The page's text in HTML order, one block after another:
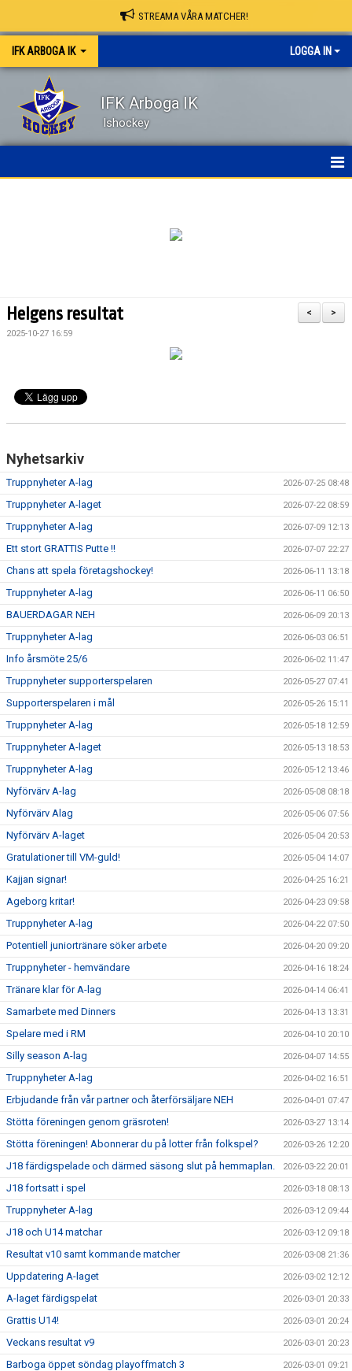
STREAMA VÅRA MATCHER!
IFK ARBOGA IK LOGGA IN
IFK Arboga IK
Ishockey
KALENDER
VÅRA LAG
ISSCHEMA
BOKA LOGE OCH MAT
DEN BLÅVITA VÄGEN
BILJETTER
BLI HOCKEYDOMARE
A-LAGETS MATCHER 25/26
KLUBBPROFIL
MEDLEMSSKAP
>
<
Helgens resultat
2025-10-27 16:59
Nyhetsarkiv
Truppnyheter A-lag 2026-07-25 08:48
Truppnyheter A-laget 2026-07-22 08:59
Truppnyheter A-lag 2026-07-09 12:13
Ett stort GRATTIS Putte !! 2026-07-07 22:27
Chans att spela företagshockey! 2026-06-11 13:18
Truppnyheter A-lag 2026-06-11 06:50
BAUERDAGAR NEH 2026-06-09 20:13
Truppnyheter A-lag 2026-06-03 06:51
Info årsmöte 25/6 2026-06-02 11:47
Truppnyheter supporterspelaren 2026-05-27 07:41
Supporterspelaren i mål 2026-05-26 15:11
Truppnyheter A-lag 2026-05-18 12:59
Truppnyheter A-laget 2026-05-13 18:53
Truppnyheter A-lag 2026-05-12 13:46
Nyförvärv A-lag 2026-05-08 08:18
Nyförvärv Alag 2026-05-06 07:56
Nyförvärv A-laget 2026-05-04 20:53
Gratulationer till VM-guld! 2026-05-04 14:07
Kajjan signar! 2026-04-25 16:21
Ageborg kritar! 2026-04-23 09:58
Truppnyheter A-lag 2026-04-22 07:50
Potentiell juniortränare söker arbete 2026-04-20 09:20
Truppnyheter - hemvändare 2026-04-16 18:24
Tränare klar för A-lag 2026-04-14 06:41
Samarbete med Dinners 2026-04-13 13:31
Spelare med i RM 2026-04-10 20:10
Silly season A-lag 2026-04-07 14:55
Truppnyheter A-lag 2026-04-02 16:51
Erbjudande från vår partner och återförsäljare NEH 2026-04-01 07:47
Stötta föreningen genom gräsroten! 2026-03-27 13:14
Stötta föreningen! Abonnerar du på lotter från folkspel? 2026-03-26 12:20
J18 färdigspelade och därmed säsong slut på hemmaplan. 2026-03-22 20:01
J18 fortsatt i spel 2026-03-18 08:13
Truppnyheter A-lag 2026-03-12 09:44
J18 och U14 matchar 2026-03-12 09:18
Resultat v10 samt kommande matcher 2026-03-08 21:36
Uppdatering A-laget 2026-03-02 12:12
A-laget färdigspelat 2026-03-01 20:33
Grattis U14! 2026-03-01 20:24
Veckans resultat v9 2026-03-01 20:23
Barboga öppet söndag playoffmatch 3 2026-03-01 09:21